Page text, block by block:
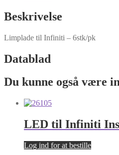
Beskrivelse
Limplade til Infiniti – 6stk/pk
Datablad
Du kunne også være
LED til Infiniti
Log ind for at bestille